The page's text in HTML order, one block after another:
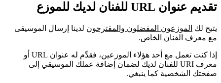
تقديم عنوان URL للفنان لديك للموزع
يتيح لك الموزعون المفضلون والمقترحون لدينا إرسال الموسيقى
مع معرف الفنان الخاص.
إذا كنت تعمل مع أحد هؤلاء الموزعين، فقدِّم له عنوان URL أو
معرف URI للفنان لديك لضمان إضافة عملك الموسيقي إلى
صفحتك الشخصية كما ينبغي.